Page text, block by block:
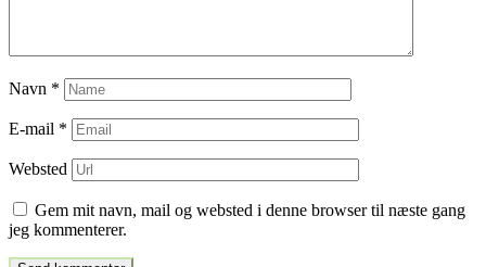
Navn *
E-mail *
Websted
Gem mit navn, mail og websted i denne browser til næste gang
jeg kommenterer.